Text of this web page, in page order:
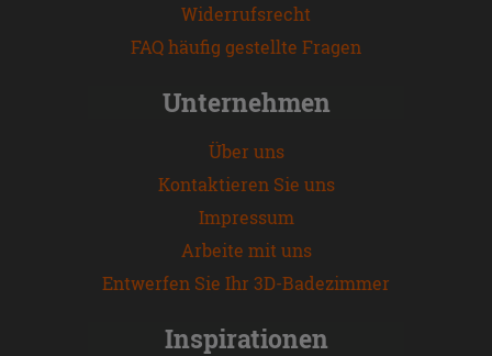
Widerrufsrecht
FAQ häufig gestellte Fragen
Unternehmen
Über uns
Kontaktieren Sie uns
Impressum
Arbeite mit uns
Entwerfen Sie Ihr 3D-Badezimmer
Inspirationen